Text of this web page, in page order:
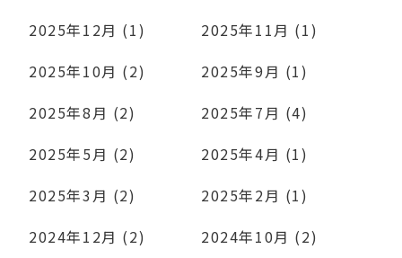
2025年12月 (1)
2025年11月 (1)
2025年10月 (2)
2025年9月 (1)
2025年8月 (2)
2025年7月 (4)
2025年5月 (2)
2025年4月 (1)
2025年3月 (2)
2025年2月 (1)
2024年12月 (2)
2024年10月 (2)